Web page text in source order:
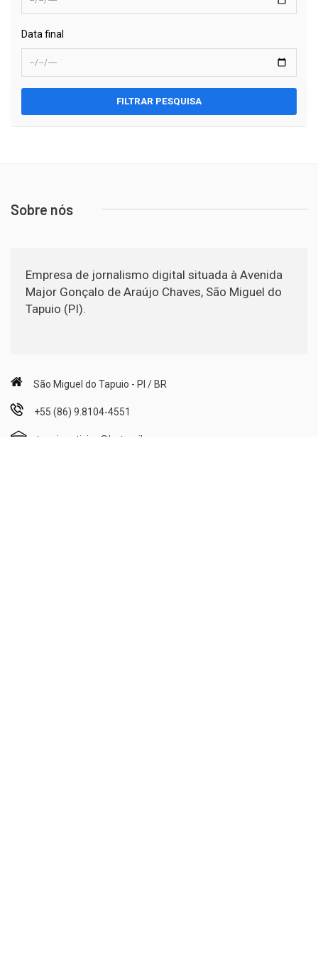
Data final
FILTRAR PESQUISA
Sobre nós
Empresa de jornalismo digital situada à Avenida
Major Gonçalo de Araújo Chaves, São Miguel do
Tapuio (PI).
São Miguel do Tapuio - PI / BR
+55 (86) 9.8104-4551
tapuionoticias@hotmail.com